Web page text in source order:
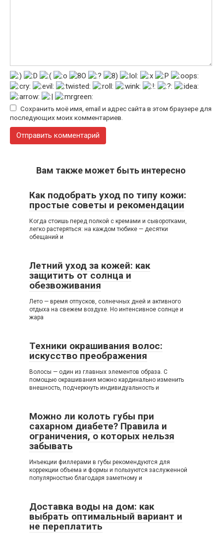
Сохранить моё имя, email и адрес сайта в этом браузере для
последующих моих комментариев.
Вам также может быть интересно
Как подобрать уход по типу кожи:
простые советы и рекомендации
Когда стоишь перед полкой с кремами и сыворотками,
легко растеряться: на каждом тюбике — десятки
обещаний и
Летний уход за кожей: как
защитить от солнца и
обезвоживания
Лето — время отпусков, солнечных дней и активного
отдыха на свежем воздухе. Но интенсивное солнце и
жара
Техники окрашивания волос:
искусство преображения
Волосы — один из главных элементов образа. С
помощью окрашивания можно кардинально изменить
внешность, подчеркнуть индивидуальность и
Можно ли колоть губы при
сахарном диабете? Правила и
ограничения, о которых нельзя
забывать
Инъекции филлерами в губы рекомендуются для
коррекции объема и формы и пользуются заслуженной
популярностью благодаря заметному и
Доставка воды на дом: как
выбрать оптимальный вариант и
не переплатить